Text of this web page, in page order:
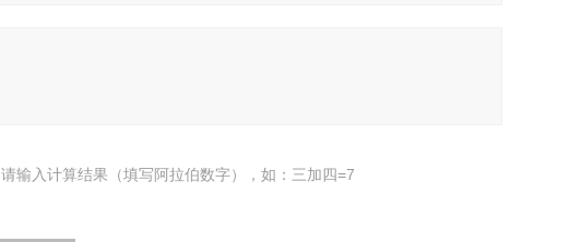
请输入计算结果（填写阿拉伯数字），如：三加四=7